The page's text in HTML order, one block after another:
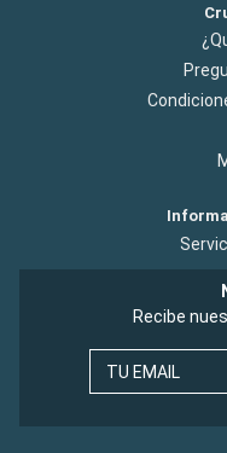
Recibe
TU EMAIL